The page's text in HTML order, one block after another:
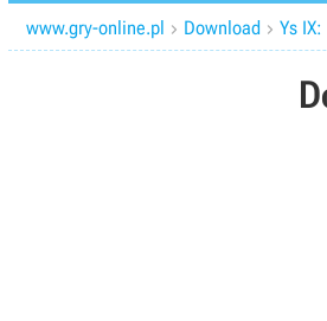
www.gry-online.pl  Download  Ys